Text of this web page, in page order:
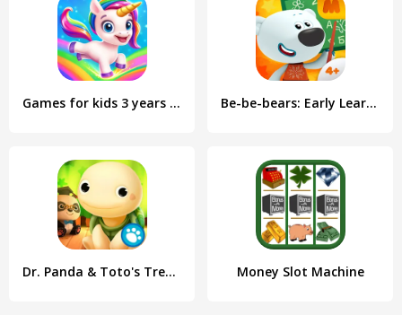
Games for kids 3 years old Be-be-bears: Early Learning
Dr. Panda & Toto's Treehouse Money Slot Machine